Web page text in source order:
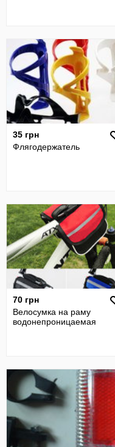
35 грн
Флягодержатель
70 грн
Велосумка на раму
водонепроницаемая